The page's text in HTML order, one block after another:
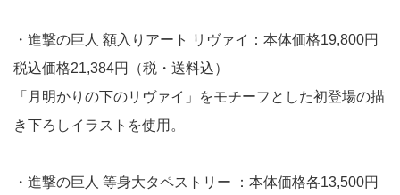
・進撃の巨人 額入りアート リヴァイ：本体価格19,800円
税込価格21,384円（税・送料込）
「月明かりの下のリヴァイ」をモチーフとした初登場の描
き下ろしイラストを使用。
・進撃の巨人 等身大タペストリー ：本体価格各13,500円